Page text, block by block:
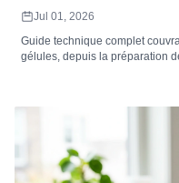
Jul 01, 2026
Guide technique complet
gélules, depuis la préparation